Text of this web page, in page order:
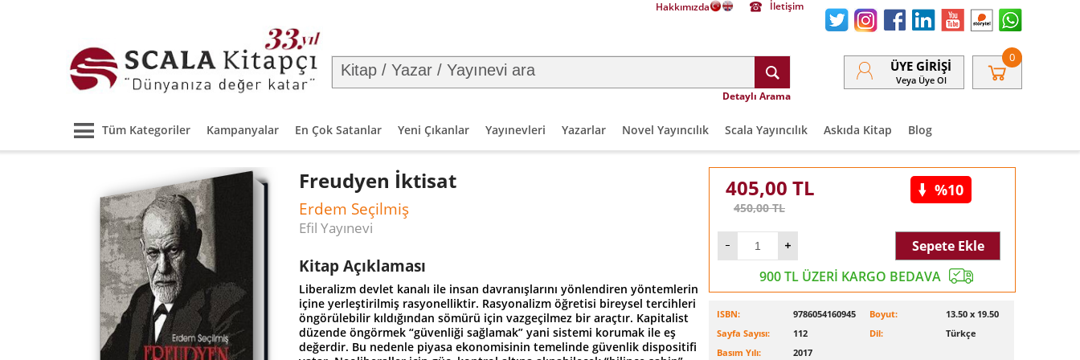
Hakkımızda İletişim
Detaylı Arama
ÜYE GIRIŞI
Veya Üye Ol
0
Tüm Kategoriler Kampanyalar En Çok Satanlar Yeni Çıkanlar Yayınevleri Yazarlar Novel Yayıncılık Scala Yayıncılık Askıda Kitap Blog
Freudyen İktisat
Erdem Seçilmiş
Efil Yayınevi
Kitap Açıklaması
Liberalizm devlet kanalı ile insan davranışlarını yönlendiren yöntemlerin
içine yerleştirilmiş rasyonelliktir. Rasyonalizm öğretisi bireysel tercihleri
öngörülebilir kıldığından sömürü için vazgeçilmez bir araçtır. Kapitalist
düzende öngörmek “güvenliği sağlamak” yani sistemi korumak ile eş
değerdir. Bu nedenle piyasa ekonomisinin temelinde güvenlik dispositifi
405,00 TL
450,00TL
%10
Sepete Ekle
900 TL ÜZERİ KARGO BEDAVA
ISBN:
9786054160945
Sayfa Sayısı:
112
Basım Yılı:
2017
Boyut:
13.50 x 19.50
Dil:
Türkçe